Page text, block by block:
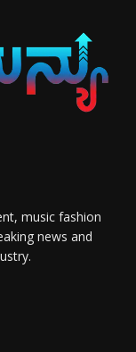
music fashion
news and